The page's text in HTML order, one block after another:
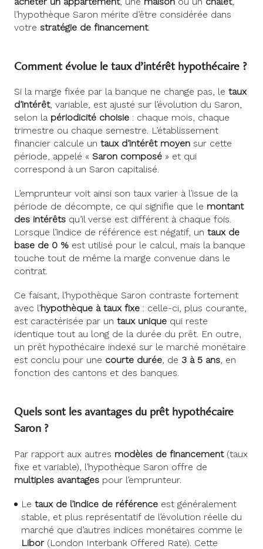
l’hypothèque Saron mérite d’être considérée dans
votre stratégie de financement.
Comment évolue le taux d’intérêt hypothécaire ?
Si la marge fixée par la banque ne change pas, le taux
d’intérêt, variable, est ajusté sur l’évolution du Saron,
selon la périodicité choisie : chaque mois, chaque
trimestre ou chaque semestre. L’établissement
financier calcule un taux d’intérêt moyen sur cette
période, appelé « Saron composé » et qui
correspond à un Saron capitalisé.
L’emprunteur voit ainsi son taux varier à l’issue de la
période de décompte, ce qui signifie que le montant
des intérêts qu’il verse est différent à chaque fois.
Lorsque l’indice de référence est négatif, un taux de
base de 0 % est utilisé pour le calcul, mais la banque
touche tout de même la marge convenue dans le
contrat.
Ce faisant, l’hypothèque Saron contraste fortement
avec l’hypothèque à taux fixe : celle-ci, plus courante,
est caractérisée par un taux unique qui reste
identique tout au long de la durée du prêt. En outre,
un prêt hypothécaire indexé sur le marché monétaire
est conclu pour une courte durée, de 3 à 5 ans, en
fonction des cantons et des banques.
Quels sont les avantages du prêt hypothécaire
Saron ?
Par rapport aux autres modèles de financement(taux
fixe et variable), l’hypothèque Saron offre de
multiples avantages pour l’emprunteur.
Le taux de l’indice de référence est généralement
stable, et plus représentatif de l’évolution réelle du
marché que d’autres indices monétaires comme le
Libor (London Interbank Offered Rate). Cette